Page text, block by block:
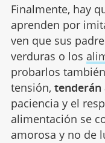
Finalmente, hay
aprenden por
ven que sus
verduras o los
probarlos
tensión, tenderán
paciencia y el
alimentación se
amorosa y no de